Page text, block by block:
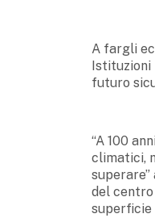
A fargli
Istituzioni
futuro
“A 100
climatici,
del centro
superficie